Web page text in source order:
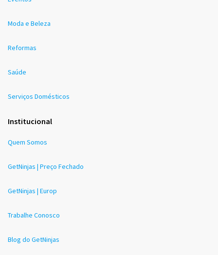
Moda e Beleza
Reformas
Saúde
Serviços Domésticos
Institucional
Quem Somos
GetNinjas | Preço Fechado
GetNinjas | Europ
Trabalhe Conosco
Blog do GetNinjas